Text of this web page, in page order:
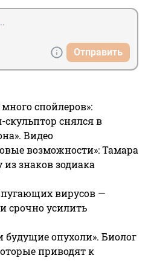
Отправить
спойлеров»:
снялся в
Видео
возможности»: Тамара
из знаков зодиака
пугающих вирусов —
срочно усилить
будущие опухоли». Биолог
приводят к